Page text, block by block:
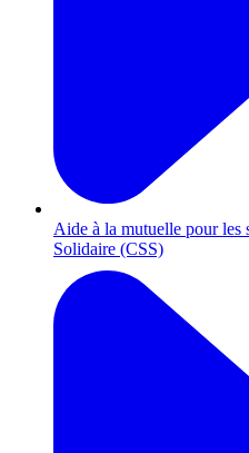
Aide à la mutuelle pour les
Solidaire (CSS)